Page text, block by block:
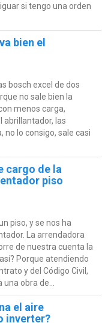
si tengo una orden
bien el
bosch excel de dos
no sale bien la
menos carga,
abrillantador, las
no lo consigo, sale casi
cargo de la
piso
piso, y se nos ha
La arrendadora
de nuestra cuenta la
Porque atendiendo
y del Código Civil,
obra de...
el aire
inverter?